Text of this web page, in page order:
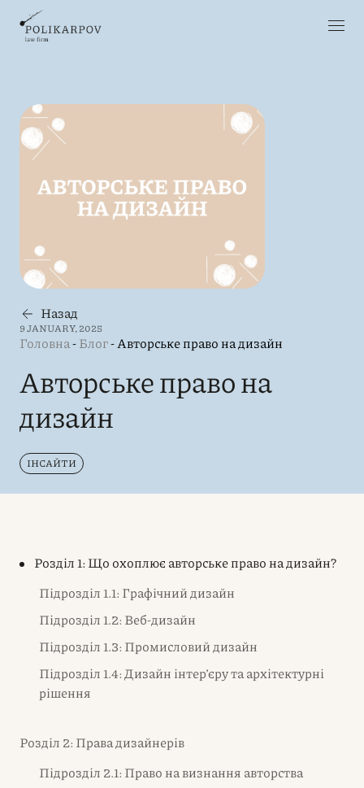
Назад
9 JANUARY, 2025
Головна-Блог-Авторське право на дизайн
Авторське право на
дизайн
ІНСАЙТИ
Розділ 1: Що охоплює авторське право на дизайн?
Підрозділ 1.1: Графічний дизайн
Підрозділ 1.2: Веб-дизайн
Підрозділ 1.3: Промисловий дизайн
Підрозділ 1.4: Дизайн інтер’єру та архітектурні
рішення
Розділ 2: Права дизайнерів
Підрозділ 2.1: Право на визнання авторства